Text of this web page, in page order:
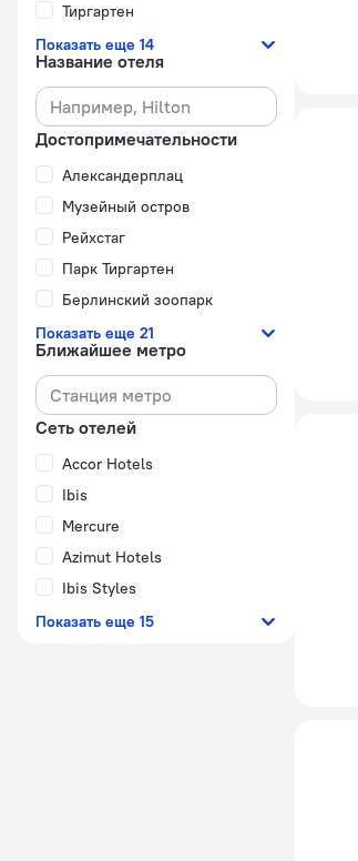
Тиргартен
Показать еще 14
Название отеля
Достопримечательности
Александерплац
Музейный остров
Рейхстаг
Парк Тиргартен
Берлинский зоопарк
Показать еще 21
Ближайшее метро
Сеть отелей
Accor Hotels
Ibis
Mercure
Azimut Hotels
Ibis Styles
Показать еще 15